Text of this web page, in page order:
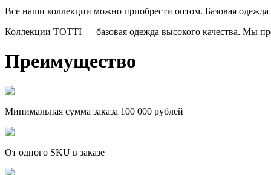
Все наши коллекции можно приобрести оптом. Базовая
Коллекции TOTTI — базовая одежда высокого качества. Мы
Преимущество
Минимальная сумма заказа 100 000 рублей
От одного SKU в заказе